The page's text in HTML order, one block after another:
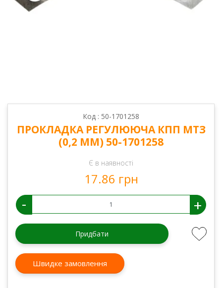
Код : 50-1701258
ПРОКЛАДКА РЕГУЛЮЮЧА КПП МТЗ
(0,2 ММ) 50-1701258
Є в наявності
17.86 грн
- +
Придбати
Швидке замовлення